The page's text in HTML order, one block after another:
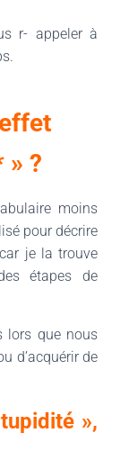
r- appeler à
» ?
moins
pour décrire
je la trouve
étapes de
lors que nous
d’acquérir de
»,